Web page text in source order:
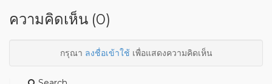
ความคิดเห็น (0)
กรุณา ลงชื่อเข้าใช้เพื่อแสดงความคิดเห็น